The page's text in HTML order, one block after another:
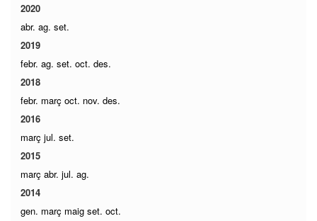
2020
abr. ag. set.
2019
febr. ag. set. oct. des.
2018
febr. març oct. nov. des.
2016
març jul. set.
2015
març abr. jul. ag.
2014
gen. març maig set. oct.